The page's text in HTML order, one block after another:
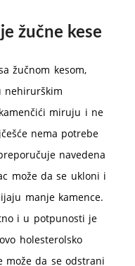
žučne kese
žučnom kesom,
nehirurškim
miruju i ne
nema potrebe
navedena
može da se ukloni i
manje kamence.
i u potpunosti je
holesterolsko
može da se odstrani